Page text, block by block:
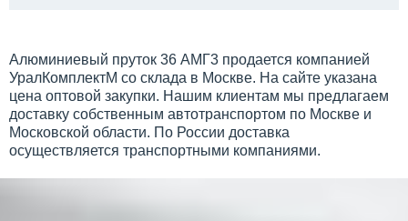
Алюминиевый пруток 36 АМГ3 продается компанией
УралКомплектМ со склада в Москве. На сайте указана
цена оптовой закупки. Нашим клиентам мы предлагаем
доставку собственным автотранспортом по Москве и
Московской области. По России доставка
осуществляется транспортными компаниями.